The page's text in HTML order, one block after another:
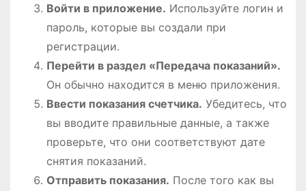
Войти в приложение. Используйте логин и
пароль, которые вы создали при
регистрации.
Перейти в раздел «Передача показаний».
Он обычно находится в меню приложения.
Ввести показания счетчика. Убедитесь, что
вы вводите правильные данные, а также
проверьте, что они соответствуют дате
снятия показаний.
Отправить показания. После того как вы